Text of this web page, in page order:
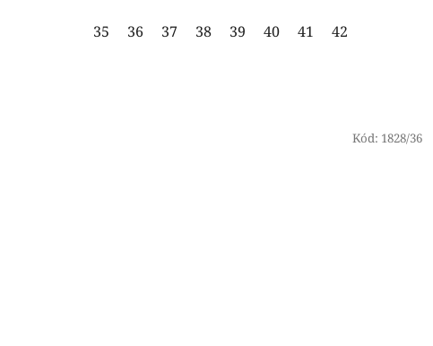
35 36 37 38 39 40 41 42
Kód: 1828/36